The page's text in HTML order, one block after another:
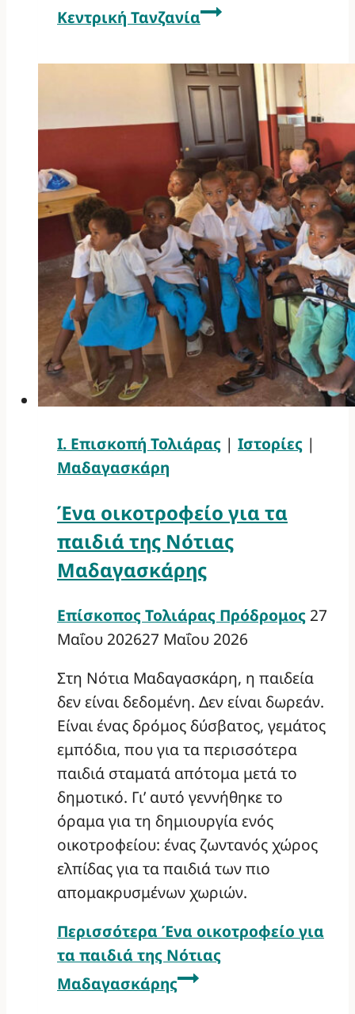
Κεντρική Τανζανία
Ι. Επισκοπή Τολιάρας | Ιστορίες |
Μαδαγασκάρη
Ένα οικοτροφείο για τα
παιδιά της Νότιας
Μαδαγασκάρης
Επίσκοπος Τολιάρας Πρόδρομος 27
Μαΐου 202627 Μαΐου 2026
Στη Νότια Μαδαγασκάρη, η παιδεία
δεν είναι δεδομένη. Δεν είναι δωρεάν.
Είναι ένας δρόμος δύσβατος, γεμάτος
εμπόδια, που για τα περισσότερα
παιδιά σταματά απότομα μετά το
δημοτικό. Γι’ αυτό γεννήθηκε το
όραμα για τη δημιουργία ενός
οικοτροφείου: ένας ζωντανός χώρος
ελπίδας για τα παιδιά των πιο
απομακρυσμένων χωριών.
Περισσότερα Ένα οικοτροφείο για
τα παιδιά της Νότιας
Μαδαγασκάρης